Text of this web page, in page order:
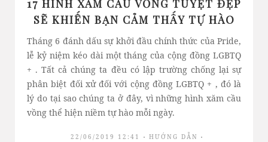
17 HÌNH XĂM CẦU VỒNG TUYỆT ĐẸP
SẼ KHIẾN BẠN CẢM THẤY TỰ HÀO
Tháng 6 đánh dấu sự khởi đầu chính thức của Pride,
lễ kỷ niệm kéo dài một tháng của cộng đồng LGBTQ
+ . Tất cả chúng ta đều có lập trường chống lại sự
phân biệt đối xử đối với cộng đồng LGBTQ + , đó là
lý do tại sao chúng ta ở đây, vì những hình xăm cầu
vồng thể hiện niềm tự hào mỗi ngày.
22/06/2019 12:41 HƯỚNG DẪN